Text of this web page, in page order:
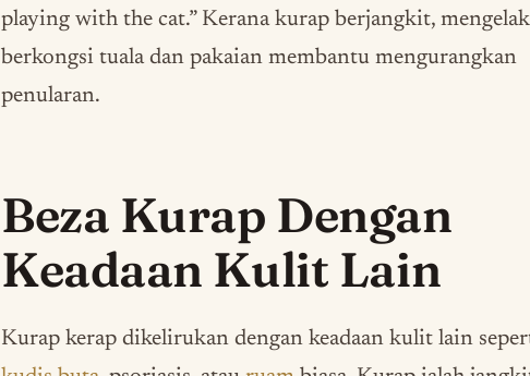
playing with the cat.” Kerana kurap berjangkit, mengelak
berkongsi tuala dan pakaian membantu mengurangkan
penularan.
Beza Kurap Dengan
Keadaan Kulit Lain
Kurap kerap dikelirukan dengan keadaan kulit lain